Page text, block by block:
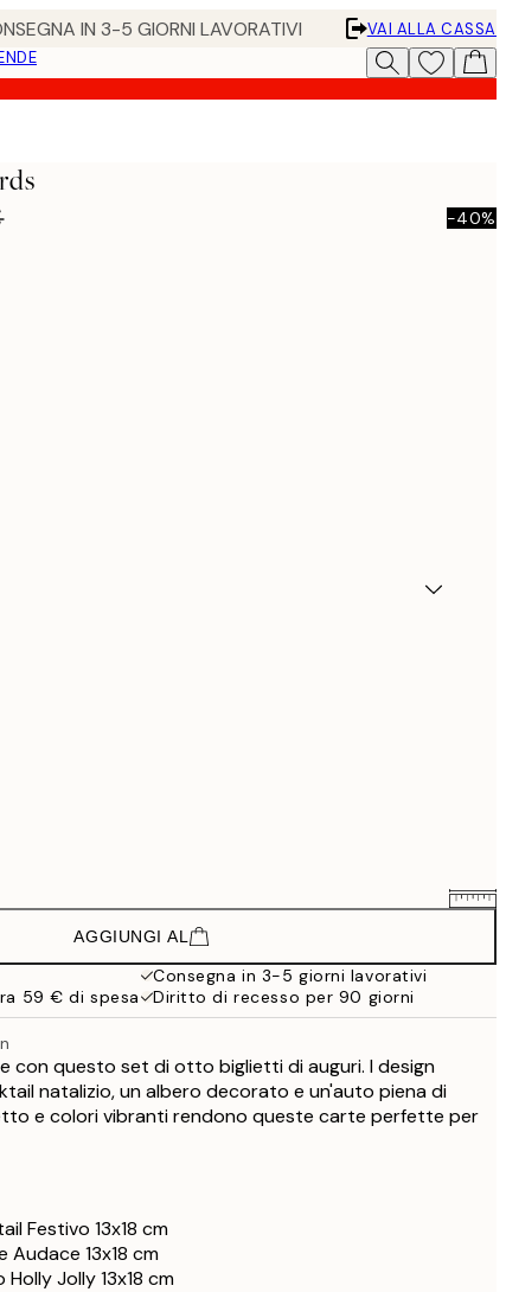
IN 3-5 GIORNI LAVORATIVI
VAI ALLA CASSA
-40%
63,60 €
AGGIUNGI AL
Consegna in 3-5 giorni lavorativi
59 € di spesa
Diritto di recesso per 90 giorni
con questo set di otto biglietti di auguri. I design
natalizio, un albero decorato e un'auto piena di
e colori vibranti rendono queste carte perfette per
Festivo 13x18 cm
Audace 13x18 cm
Holly Jolly 13x18 cm